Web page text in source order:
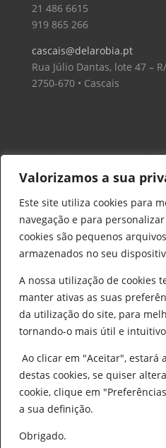
Valorizamos a sua
Este site utiliza cookies para
navegação e para
cookies são pequenos
armazenados no seu
A nossa utilização de cookies
manter ativas as suas
da utilização do site, para
tornando-o mais útil e
Ao clicar em "Aceitar", estará
destas cookies, se quiser
cookie, clique em
a sua definição.
Obrigado.
21 486 6615
919 865 266
cascais@delarobia.pt
Rua Júlio Dantas, lote 47 –
2750-670 • Cascais
Delarobia – Construção
912 441 514
construcao@delarobia.pt
R. António Andrade, 1171
2820-287 • Charneca de
© All Copyright